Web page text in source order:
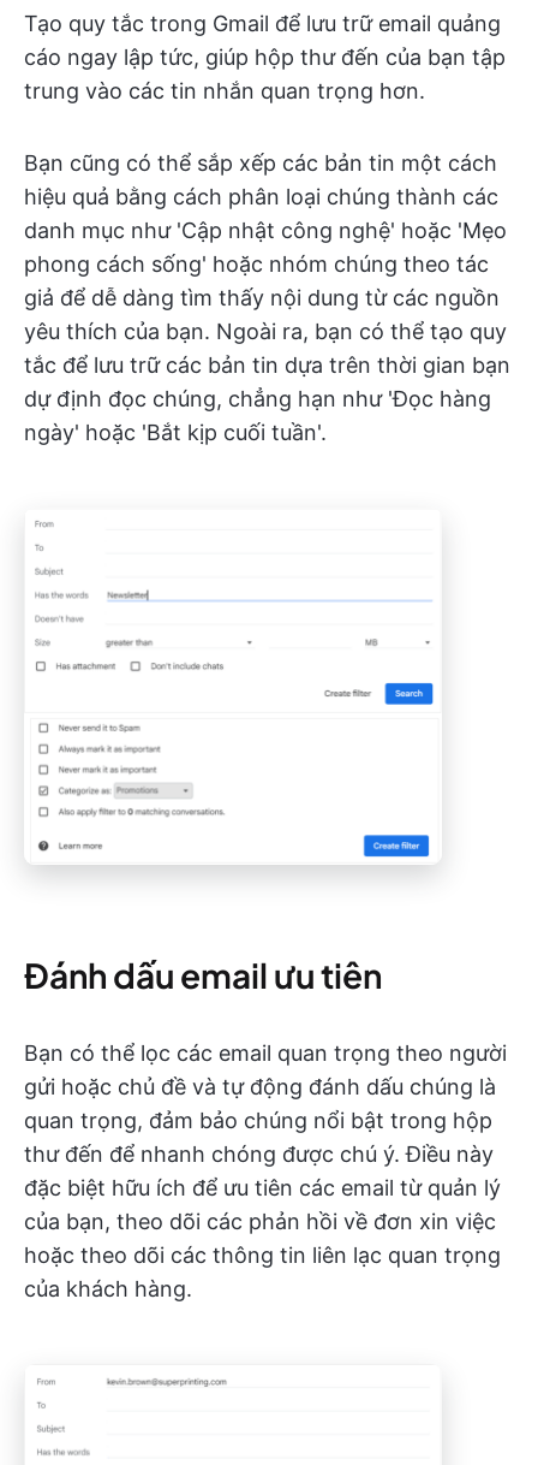
Tạo quy tắc trong Gmail để lưu trữ email quảng
cáo ngay lập tức, giúp hộp thư đến của bạn tập
trung vào các tin nhắn quan trọng hơn.
Bạn cũng có thể sắp xếp các bản tin một cách
hiệu quả bằng cách phân loại chúng thành các
danh mục như 'Cập nhật công nghệ' hoặc 'Mẹo
phong cách sống' hoặc nhóm chúng theo tác
giả để dễ dàng tìm thấy nội dung từ các nguồn
yêu thích của bạn. Ngoài ra, bạn có thể tạo quy
tắc để lưu trữ các bản tin dựa trên thời gian bạn
dự định đọc chúng, chẳng hạn như 'Đọc hàng
ngày' hoặc 'Bắt kịp cuối tuần'.
Đánh dấu email ưu tiên
Bạn có thể lọc các email quan trọng theo người
gửi hoặc chủ đề và tự động đánh dấu chúng là
quan trọng, đảm bảo chúng nổi bật trong hộp
thư đến để nhanh chóng được chú ý. Điều này
đặc biệt hữu ích để ưu tiên các email từ quản lý
của bạn, theo dõi các phản hồi về đơn xin việc
hoặc theo dõi các thông tin liên lạc quan trọng
của khách hàng.